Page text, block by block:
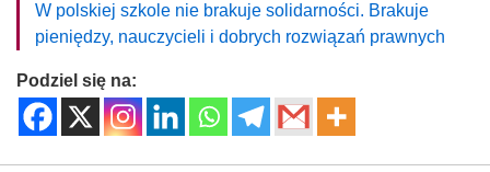
W polskiej szkole nie brakuje solidarności. Brakuje
pieniędzy, nauczycieli i dobrych rozwiązań prawnych
Podziel się na: